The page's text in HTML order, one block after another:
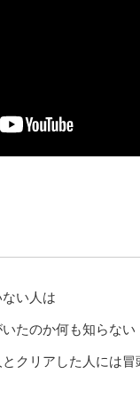
い人は
たのか何も知らない
クリアした人には冒